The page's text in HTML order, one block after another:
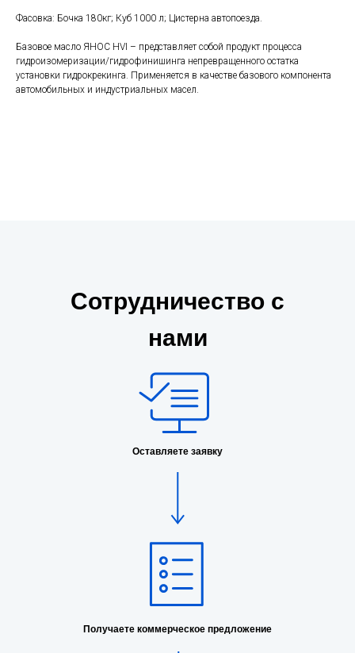
Фасовка: Бочка 180кг; Куб 1000 л; Цистерна автопоезда.
Базовое масло ЯНОС HVI – представляет собой продукт процесса
гидроизомеризации/гидрофинишинга непревращенного остатка
установки гидрокрекинга. Применяется в качестве базового компонента
автомобильных и индустриальных масел.
Оставляете заявку
Сотрудничество с
нами
Получаете коммерческое предложение